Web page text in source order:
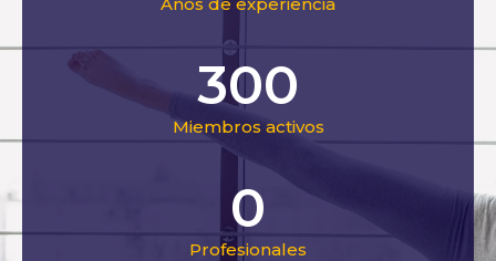
300
Miembros activos
0
Profesionales